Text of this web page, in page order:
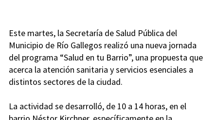
Este martes, la Secretaría de Salud Pública del
Municipio de Río Gallegos realizó una nueva jornada
del programa “Salud en tu Barrio”, una propuesta que
acerca la atención sanitaria y servicios esenciales a
distintos sectores de la ciudad.
La actividad se desarrolló, de 10 a 14 horas, en el